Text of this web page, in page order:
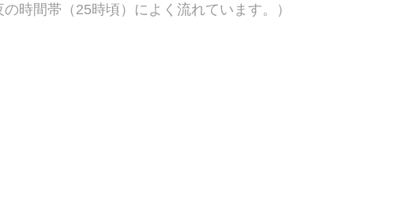
の時間帯（25時頃）によく流れています。）